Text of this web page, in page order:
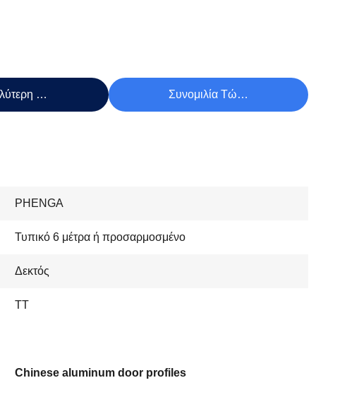
Τιμή Συνομιλία Τώρα
PHENGA
Τυπικό 6 μέτρα ή προσαρμοσμένο
Δεκτός
TT
Chinese aluminum door profiles